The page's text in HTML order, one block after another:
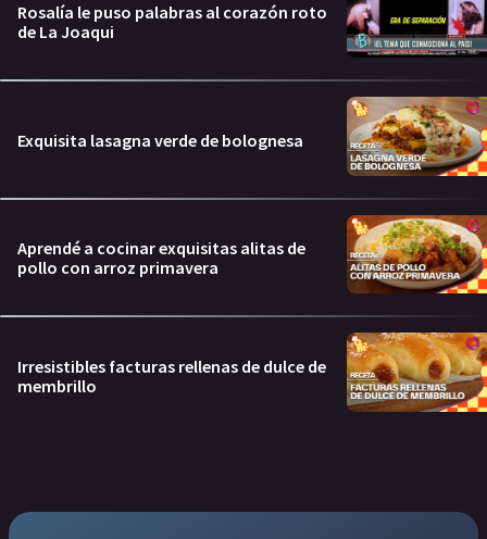
Rosalía le puso palabras al corazón roto
de La Joaqui
Exquisita lasagna verde de bolognesa
Aprendé a cocinar exquisitas alitas de
pollo con arroz primavera
Irresistibles facturas rellenas de dulce de
membrillo